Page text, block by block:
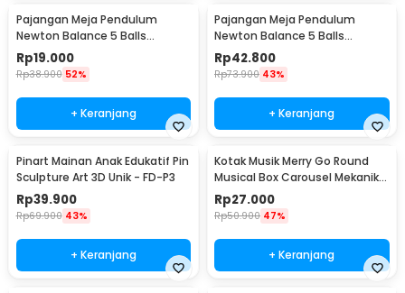
Pajangan Meja Pendulum
Newton Balance 5 Balls
Stainless Steel Model T S -
LX013
Rp19.000
Rp38.900 52%
+ Keranjang
Pajangan Meja Pendulum
Newton Balance 5 Balls
Stainless Steel Model T L -
LX013
Rp42.800
Rp73.900 43%
+ Keranjang
Pinart Mainan Anak Edukatif Pin
Sculpture Art 3D Unik - FD-P3
Rp39.900
Rp69.900 43%
+ Keranjang
Kotak Musik Merry Go Round
Musical Box Carousel Mekanikal
- HD-Y02
Rp27.000
Rp50.900 47%
+ Keranjang